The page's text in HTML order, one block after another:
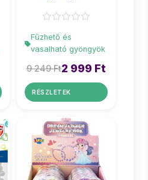
sze...
Fűzhető és
vasalható gyöngyök
9 249 Ft2 999 Ft
RÉSZLETEK